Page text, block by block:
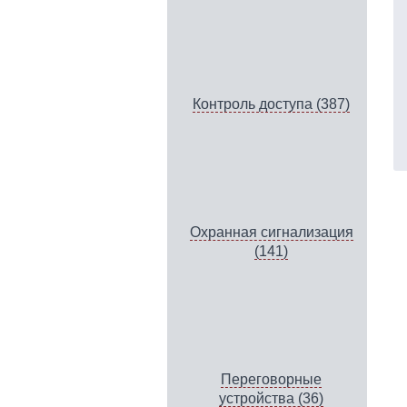
Контроль доступа (387)
Охранная сигнализация
(141)
Переговорные
устройства (36)